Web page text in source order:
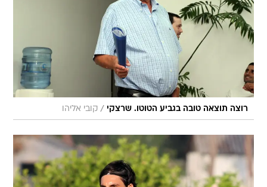
רוצה תוצאה טובה בגביע הטוטו. שרצקי / קובי אליהו